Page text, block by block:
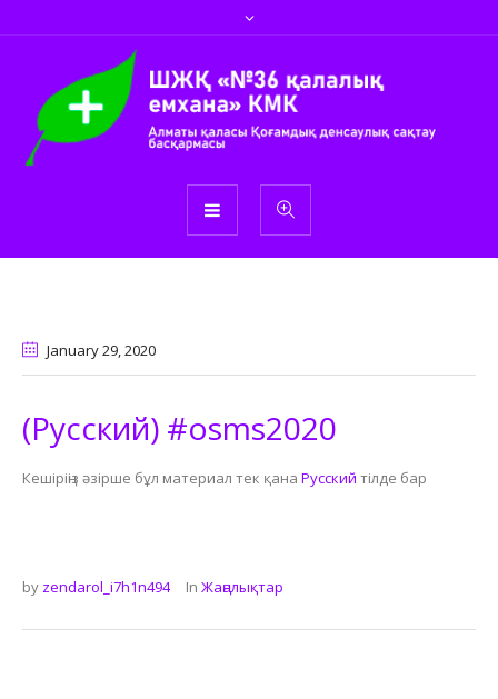
January 29, 2020
(Русский) #osms2020
Кешіріңіз әзірше бұл материал тек қана Русский тілде бар
by zendarol_i7h1n494 In Жаңалықтар